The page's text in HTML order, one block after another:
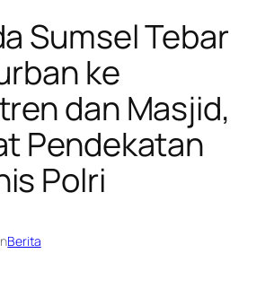
Sumsel Tebar
ke
dan Masjid,
Pendekatan
Polri
Berita